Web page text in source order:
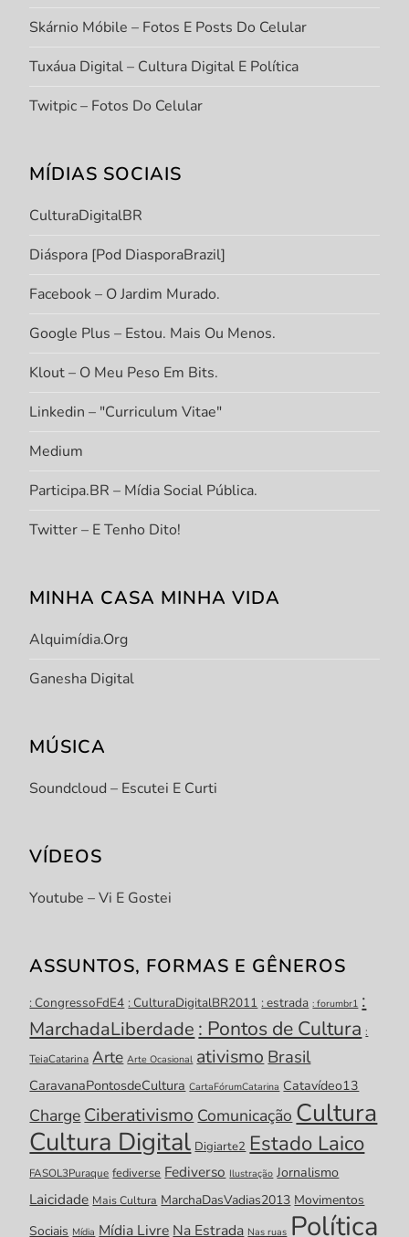
Skárnio Móbile – Fotos E Posts Do Celular
Tuxáua Digital – Cultura Digital E Política
Twitpic – Fotos Do Celular
MÍDIAS SOCIAIS
CulturaDigitalBR
Diáspora [Pod DiasporaBrazil]
Facebook – O Jardim Murado.
Google Plus – Estou. Mais Ou Menos.
Klout – O Meu Peso Em Bits.
Linkedin – "Curriculum Vitae"
Medium
Participa.BR – Mídia Social Pública.
Twitter – E Tenho Dito!
MINHA CASA MINHA VIDA
Alquimídia.org
Ganesha Digital
MÚSICA
Soundcloud – Escutei E Curti
VÍDEOS
Youtube – Vi E Gostei
ASSUNTOS, FORMAS E GÊNEROS
: CongressoFdE4 : CulturaDigitalBR2011 : estrada : forumbr1 :
MarchadaLiberdade : Pontos de Cultura :
TeiaCatarina Arte Arte Ocasional ativismoBrasil
CaravanaPontosdeCultura CartaFórumCatarina Catavídeo13
ChargeCiberativismoComunicação Cultura
Cultura Digital Digiarte2 Estado Laico
FASOL3Puraque fediverse Fediverso Ilustração Jornalismo
Laicidade Mais Cultura MarchaDasVadias2013 Movimentos
Sociais Mídia Mídia LivreNa Estrada Nas ruas Política